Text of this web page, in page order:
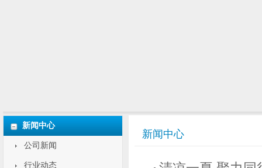
新闻中心
公司新闻
行业动态
新闻中心